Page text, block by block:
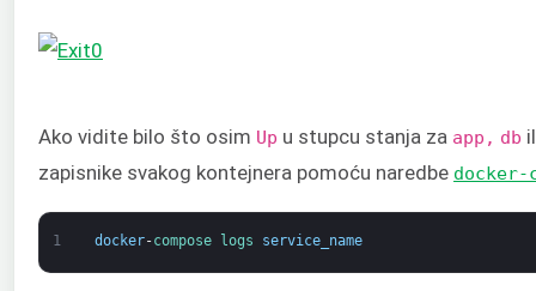
Ako vidite bilo što osim Up u stupcu stanja za app, db
zapisnike svakog kontejnera pomoću naredbe docker-
1 docker-compose logs service_name